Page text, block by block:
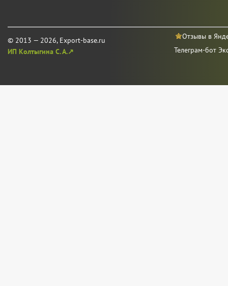
© 2013 — 2026, Export-base.ru
ИП Колтыгина С. А.↗
Отзывы в
Телеграм-бот